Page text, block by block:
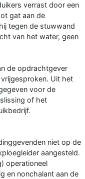
verrast door een
gat aan de
tegen de stuwwand
van het water, geen
de opdrachtgever
Uit het
voor de
of het
niet op de
aangesteld.
operationeel
en nonchalant aan de